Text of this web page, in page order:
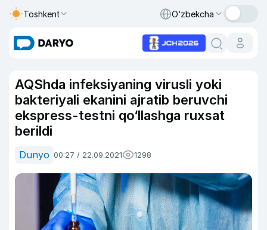
Toshkent O‘zbekcha
AQShda infeksiyaning virusli yoki
bakteriyali ekanini ajratib beruvchi
ekspress-testni qo‘llashga ruxsat
berildi
Dunyo 00:27 / 22.09.2021 1298